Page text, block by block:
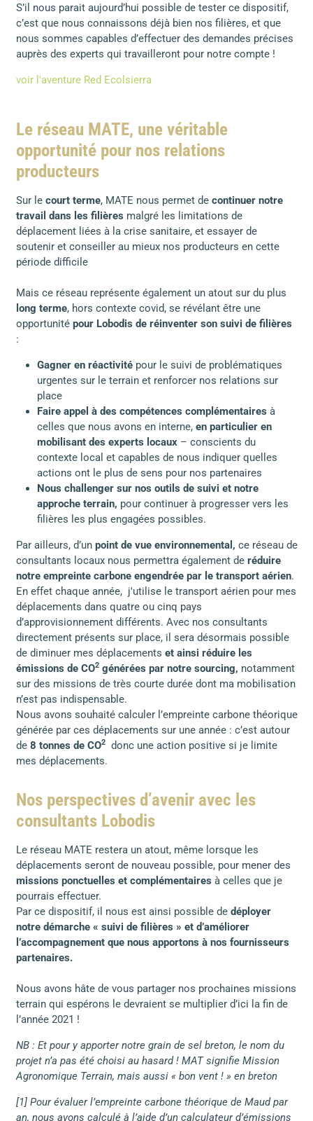
S’il nous parait aujourd’hui possible de tester ce dispositif,
c’est que nous connaissons déjà bien nos filières, et que
nous sommes capables d’effectuer des demandes précises
auprès des experts qui travailleront pour notre compte !
voir l'aventure Red Ecolsierra
Le réseau MATE, une véritable
opportunité pour nos relations
producteurs
Sur le court terme, MATE nous permet de continuer notre
travail dans les filières malgré les limitations de
déplacement liées à la crise sanitaire, et essayer de
soutenir et conseiller au mieux nos producteurs en cette
période difficile
Mais ce réseau représente également un atout sur du plus
long terme, hors contexte covid, se révélant être une
opportunité pour Lobodis de réinventer son suivi de filières
:
Gagner en réactivitépour le suivi de problématiques
urgentes sur le terrain et renforcer nos relations sur
place
Faire appel à des compétences complémentaires à
celles que nous avons en interne, en particulier en
mobilisant des experts locaux – conscients du
contexte local et capables de nous indiquer quelles
actions ont le plus de sens pour nos partenaires
Nous challenger sur nos outils de suivi et notre
approche terrain, pour continuer à progresser vers les
filières les plus engagées possibles.
Par ailleurs, d’un point de vue environnemental, ce réseau de
consultants locaux nous permettra également de réduire
notre empreinte carbone engendrée par le transport aérien.
En effet chaque année, j'utilise le transport aérien pour mes
déplacements dans quatre ou cinq pays
d’approvisionnement différents. Avec nos consultants
directement présents sur place, il sera désormais possible
de diminuer mes déplacements et ainsi réduire les
émissions de CO2générées par notre sourcing, notamment
sur des missions de très courte durée dont ma mobilisation
n’est pas indispensable.
Nous avons souhaité calculer l’empreinte carbone théorique
générée par ces déplacements sur une année : c’est autour
de8 tonnes de CO2
donc une action positive si je limite
mes déplacements.
Nos perspectives d’avenir avec les
consultants Lobodis
Le réseau MATE restera un atout, même lorsque les
déplacements seront de nouveau possible, pour mener des
missions ponctuelles et complémentaires à celles que je
pourrais effectuer.
Par ce dispositif, il nous est ainsi possible de déployer
notre démarche « suivi de filières » et d’améliorer
l’accompagnement que nous apportons à nos fournisseurs
partenaires.
Nous avons hâte de vous partager nos prochaines missions
terrain qui espérons le devraient se multiplier d’ici la fin de
l’année 2021 !
NB : Et pour y apporter notre grain de sel breton, le nom du
projet n’a pas été choisi au hasard ! MAT signifie Mission
Agronomique Terrain, mais aussi « bon vent ! » en breton
[1] Pour évaluer l’empreinte carbone théorique de Maud par
an, nous avons calculé à l’aide d’un calculateur d’émissions